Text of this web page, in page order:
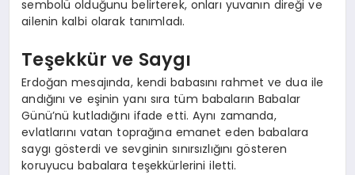
sembolü olduğunu belirterek, onları yuvanın direği ve
ailenin kalbi olarak tanımladı.
Teşekkür ve Saygı
Erdoğan mesajında, kendi babasını rahmet ve dua ile
andığını ve eşinin yanı sıra tüm babaların Babalar
Günü’nü kutladığını ifade etti. Aynı zamanda,
evlatlarını vatan toprağına emanet eden babalara
saygı gösterdi ve sevginin sınırsızlığını gösteren
koruyucu babalara teşekkürlerini iletti.